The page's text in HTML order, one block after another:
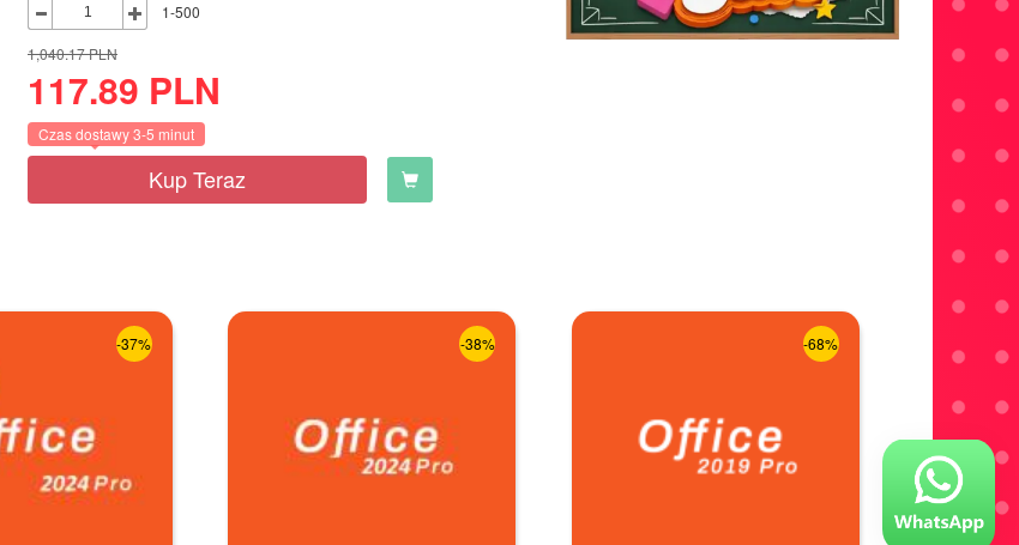
1-500
117.89 PLN
1,040.17PLN
Czas dostawy 3-5 minut
Kup Teraz
-37% -38% -68%